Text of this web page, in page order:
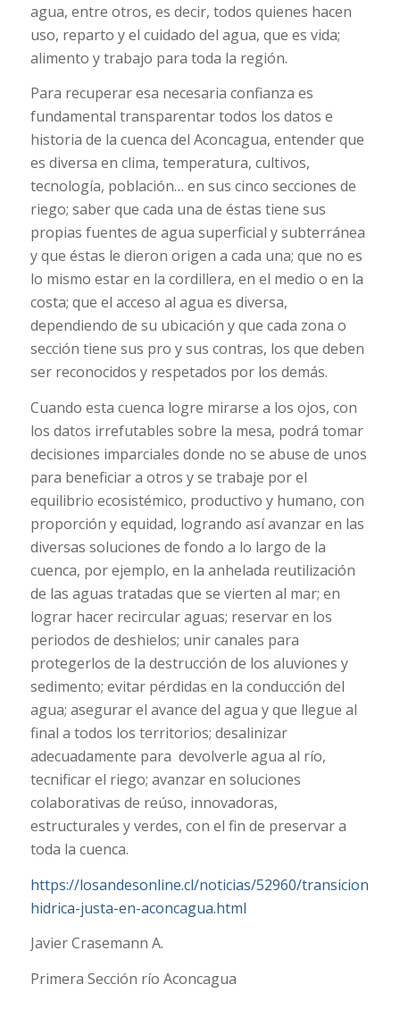
agua, entre otros, es decir, todos quienes hacen
uso, reparto y el cuidado del agua, que es vida;
alimento y trabajo para toda la región.
Para recuperar esa necesaria confianza es
fundamental transparentar todos los datos e
historia de la cuenca del Aconcagua, entender que
es diversa en clima, temperatura, cultivos,
tecnología, población… en sus cinco secciones de
riego; saber que cada una de éstas tiene sus
propias fuentes de agua superficial y subterránea
y que éstas le dieron origen a cada una; que no es
lo mismo estar en la cordillera, en el medio o en la
costa; que el acceso al agua es diversa,
dependiendo de su ubicación y que cada zona o
sección tiene sus pro y sus contras, los que deben
ser reconocidos y respetados por los demás.
Cuando esta cuenca logre mirarse a los ojos, con
los datos irrefutables sobre la mesa, podrá tomar
decisiones imparciales donde no se abuse de unos
para beneficiar a otros y se trabaje por el
equilibrio ecosistémico, productivo y humano, con
proporción y equidad, logrando así avanzar en las
diversas soluciones de fondo a lo largo de la
cuenca, por ejemplo, en la anhelada reutilización
de las aguas tratadas que se vierten al mar; en
lograr hacer recircular aguas; reservar en los
periodos de deshielos; unir canales para
protegerlos de la destrucción de los aluviones y
sedimento; evitar pérdidas en la conducción del
agua; asegurar el avance del agua y que llegue al
final a todos los territorios; desalinizar
adecuadamente para devolverle agua al río,
tecnificar el riego; avanzar en soluciones
colaborativas de reúso, innovadoras,
estructurales y verdes, con el fin de preservar a
toda la cuenca.
https://losandesonline.cl/noticias/52960/transicion-
hidrica-justa-en-aconcagua.html
Javier Crasemann A.
Primera Sección río Aconcagua